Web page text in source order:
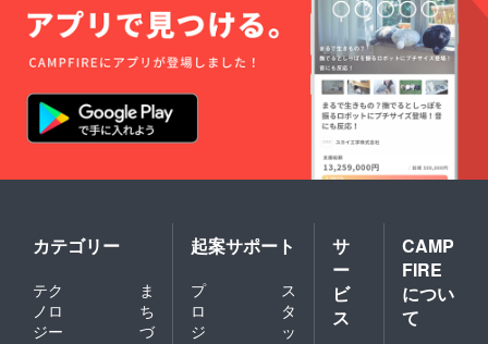
カテゴリー
テク
ノロ
ジー
ま
ち
づ
起案サポート
プ
ロ
ジ
ス
タ
ッ
サ
ー
ビ
ス
CAMP
FIRE
につい
て